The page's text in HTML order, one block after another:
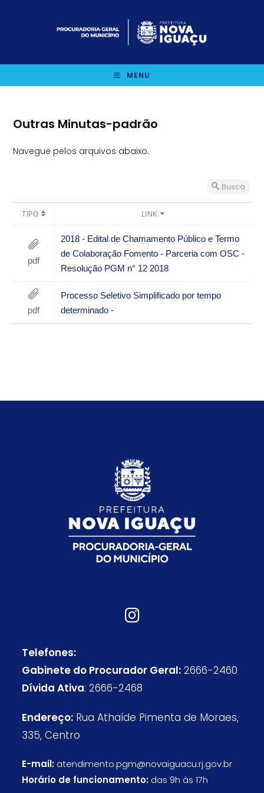
MENU
Outras Minutas-padrão
Navegue pelos arquivos abaixo.
Busca
TIPO LINK
pdf
2018 - Edital de Chamamento Público e Termo
de Colaboração Fomento - Parceria com OSC -
Resolução PGM n° 12 2018
pdf
Processo Seletivo Simplificado por tempo
determinado -
Telefones:
Gabinete do Procurador Geral: 2666-2460
Dívida Ativa: 2666-2468
Endereço: Rua Athaíde Pimenta de Moraes,
335, Centro
E-mail: atendimento.pgm@novaiguacu.rj.gov.br
Horário de funcionamento: das 9h às 17h